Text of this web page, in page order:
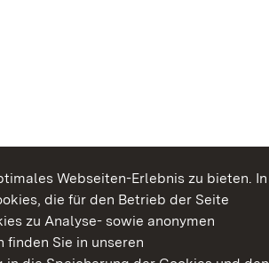
Webseiten-Erlebnis zu bieten. In
die für den Betrieb der Seite
zu Analyse- sowie anonymen
Sie in unseren